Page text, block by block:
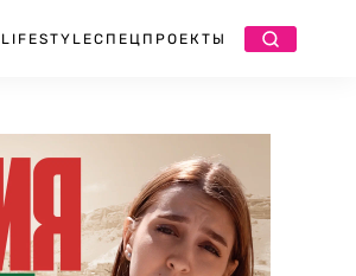
LIFESTYLEСПЕЦПРОЕКТЫ